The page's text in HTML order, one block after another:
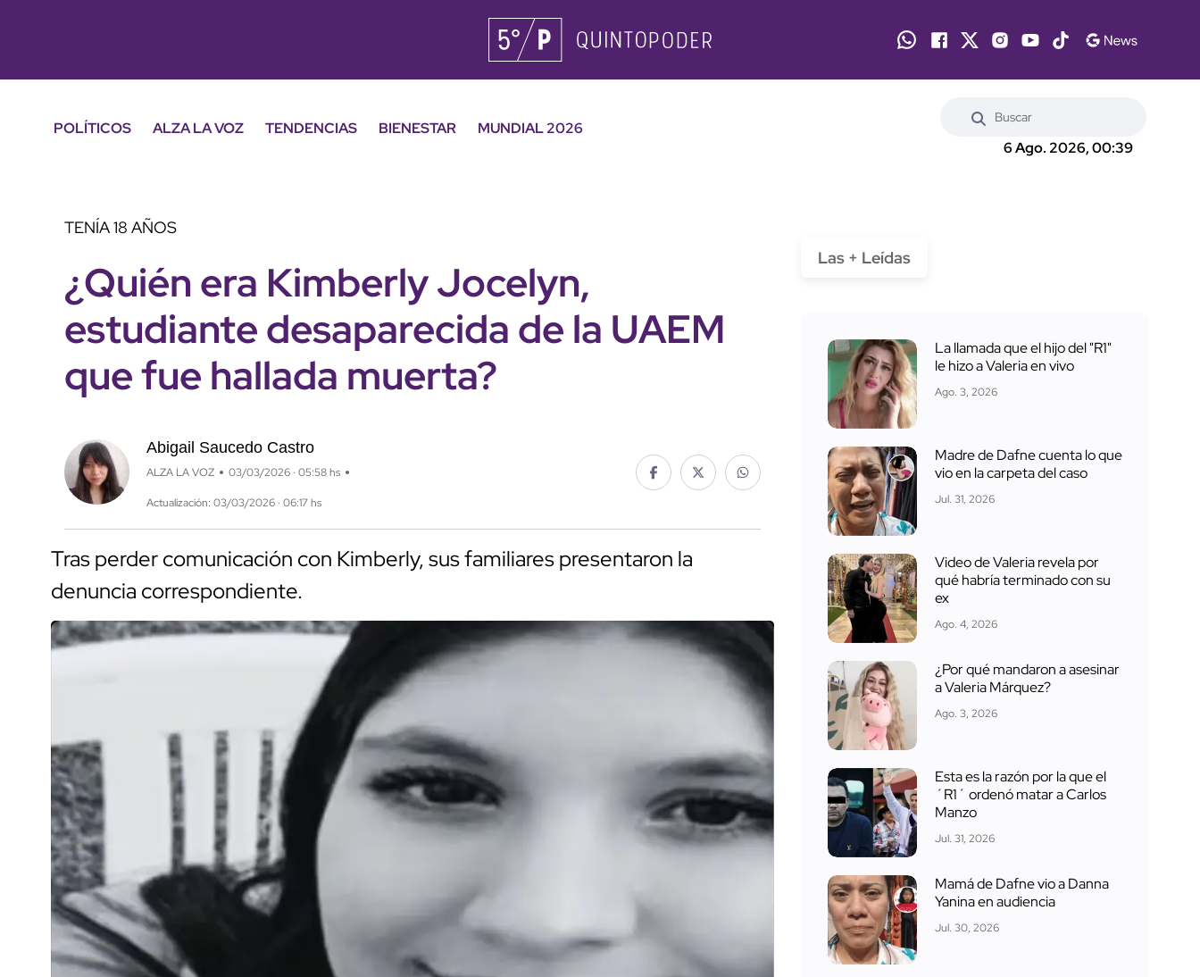
POLÍTICOS ALZA LA VOZ TENDENCIAS BIENESTAR
MUNDIAL 2026
6 Ago. 2026, 00:39
TENÍA 18 AÑOS
¿Quién era Kimberly Jocelyn,
estudiante desaparecida de la UAEM
que fue hallada muerta?
Abigail Saucedo Castro
ALZA LA VOZ 03/03/2026 · 05:58 hs
Actualización: 03/03/2026 · 06:17 hs
Tras perder comunicación con Kimberly, sus familiares presentaron la
denuncia correspondiente.
Las + Leídas
La llamada que el hijo del "R1"
le hizo a Valeria en vivo
Ago. 3, 2026
Madre de Dafne cuenta lo que
vio en la carpeta del caso
Jul. 31, 2026
Video de Valeria revela por
qué habría terminado con su
ex
Ago. 4, 2026
¿Por qué mandaron a asesinar
a Valeria Márquez?
Ago. 3, 2026
Esta es la razón por la que el
´R1´ ordenó matar a Carlos
Manzo
Jul. 31, 2026
Mamá de Dafne vio a Danna
Yanina en audiencia
Jul. 30, 2026